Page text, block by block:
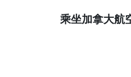
乘坐加拿大航